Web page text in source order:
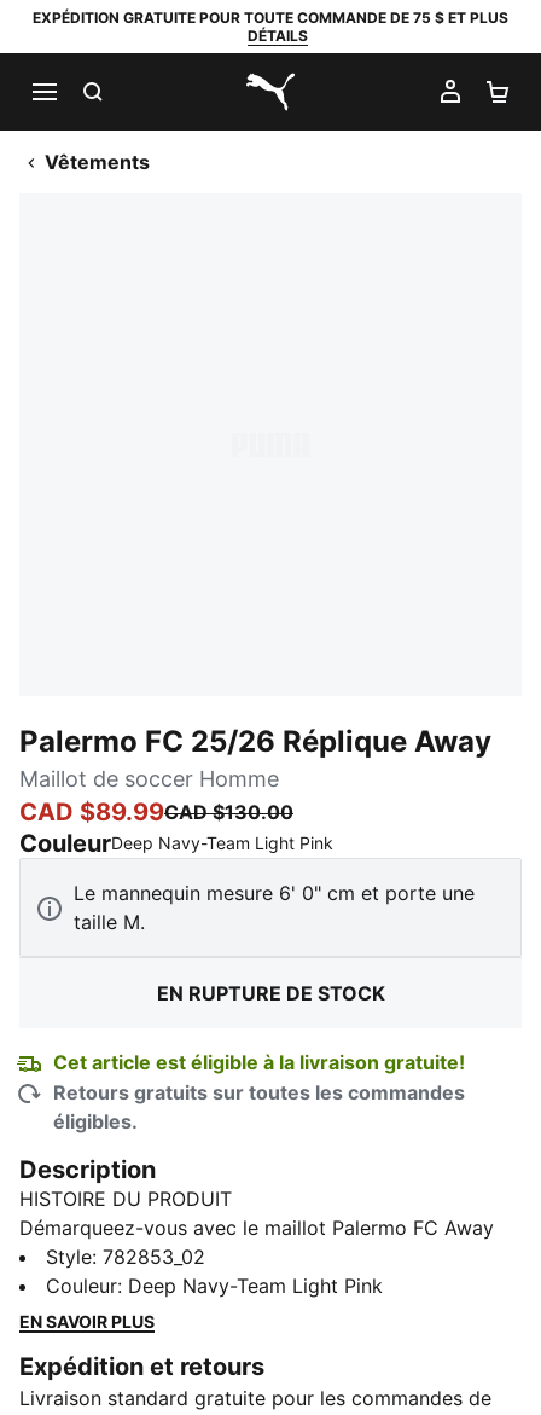
EXPÉDITION GRATUITE POUR TOUTE COMMANDE DE 75 $ ET PLUS
DÉTAILS
PUMA.com
MON
Vêtements
Palermo FC 25/26 Réplique Away
Maillot de soccer Homme
CAD $89.99CAD $130.00
CouleurDeep Navy-Team Light Pink
Le mannequin mesure 6' 0" cm et porte une
taille M.
EN RUPTURE DE STOCK
Cet article est éligible à la livraison gratuite!
Retours gratuits sur toutes les commandes
éligibles.
Description
HISTOIRE DU PRODUIT
Démarqueez-vous avec le maillot Palermo FC Away
2025/26, une fusion parfaite d'héritage et de
modernité. Doté de rayures horizontales bleu marine
et rose audacieuses, ce maillot rend hommage à
et dynamique. Une insigne d'inspiration rétro ajoute
une touche classique, célébrant l'histoire du Palermo
Style: 782853_02
Couleur: Deep Navy-Team Light Pink
EN SAVOIR PLUS
Expédition et retours
Livraison standard gratuite pour les commandes de